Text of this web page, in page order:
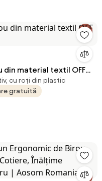
din material textil OFF
cu roți din plastic
gratuită